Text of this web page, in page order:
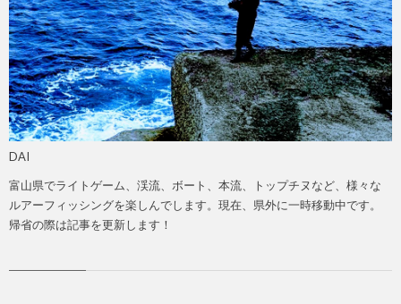
DAI
富山県でライトゲーム、渓流、ボート、本流、トップチヌなど、様々な
ルアーフィッシングを楽しんでします。現在、県外に一時移動中です。
帰省の際は記事を更新します！